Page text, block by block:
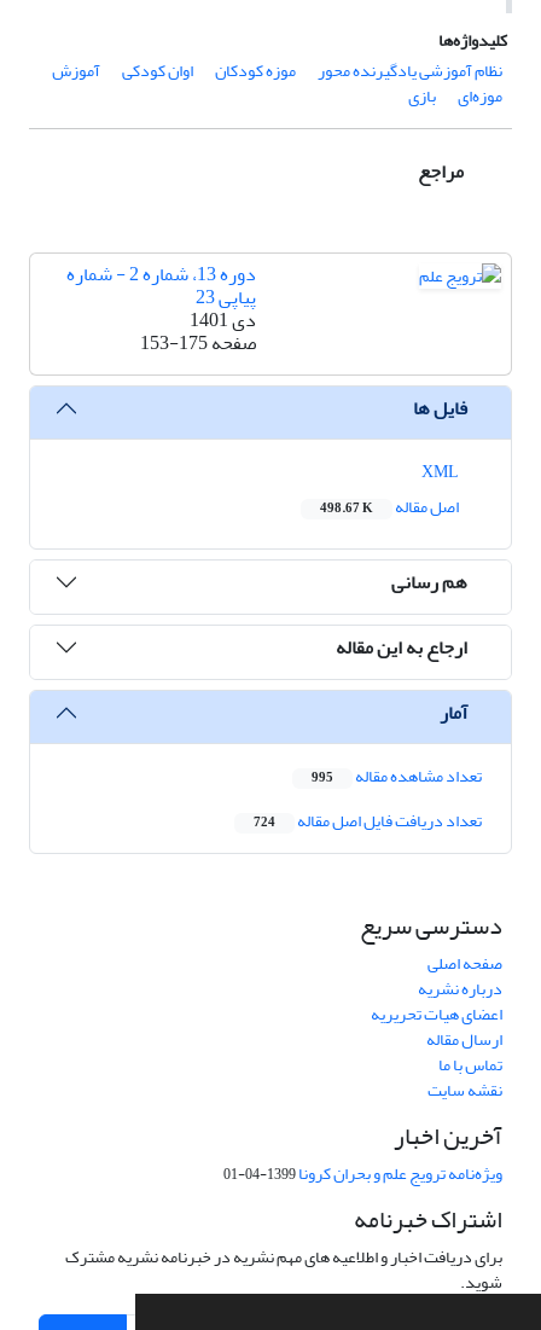
کلیدواژه‌ها
نظام آموزشی یادگیرنده محور
موزه کودکان اوان کودکی آموزش
موزه‌ای بازی
مراجع
دوره 13، شماره 2 - شماره
پیاپی 23
دی 1401
صفحه153-175
فایل ها
اصل مقاله
498.67 K
هم رسانی
ارجاع به این مقاله
آمار
تعداد مشاهده مقاله 995
تعداد دریافت فایل اصل مقاله 724
دسترسی سریع
صفحه اصلی
درباره نشریه
اعضای هیات تحریریه
ارسال مقاله
تماس با ما
نقشه سایت
آخرین اخبار
ویژه‌نامه ترویج علم و بحران کرونا1399-04-01
اشتراک خبرنامه
برای دریافت اخبار و اطلاعیه های مهم نشریه در خبرنامه نشریه مشترک
شوید.